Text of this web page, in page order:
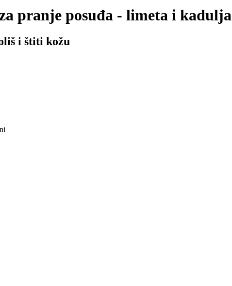
pranje posuđa - limeta i kadulja
i štiti kožu